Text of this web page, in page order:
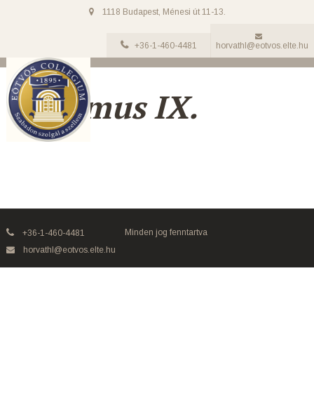
1118 Budapest, Ménesi út 11-13.
+36-1-460-4481 horvathl@eotvos.elte.hu
Adsumus IX.
+36-1-460-4481
horvathl@eotvos.elte.hu
Minden jog fenntartva